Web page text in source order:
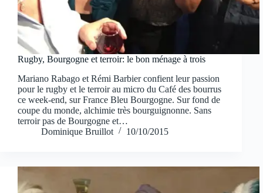
Rugby, Bourgogne et terroir: le bon ménage à trois
Mariano Rabago et Rémi Barbier confient leur passion
pour le rugby et le terroir au micro du Café des bourrus
ce week-end, sur France Bleu Bourgogne. Sur fond de
coupe du monde, alchimie très bourguignonne. Sans
terroir pas de Bourgogne et…
Dominique Bruillot
10/10/2015